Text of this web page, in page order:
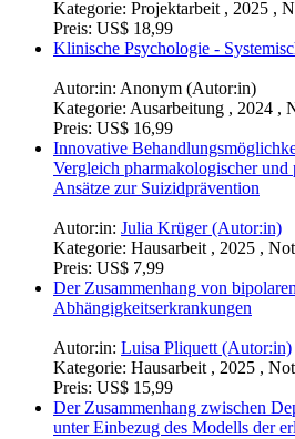
Kategorie: Projektarbeit , 2025 ,
Preis: US$ 18,99
Klinische Psychologie -
Autor:in: Anonym (Autor:in)
Kategorie: Ausarbeitung , 2024 ,
Preis: US$ 16,99
Innovative
Vergleich pharmakologischer und
Ansätze zur Suizidprävention
Autor:in: Julia Krüger (Autor:in)
Kategorie: Hausarbeit , 2025 ,
Preis: US$ 7,99
Der Zusammenhang von
Abhängigkeitserkrankungen
Autor:in: Luisa Pliquett (Autor:in)
Kategorie: Hausarbeit , 2025 ,
Preis: US$ 15,99
Der Zusammenhang zwischen
unter Einbezug des Modells der